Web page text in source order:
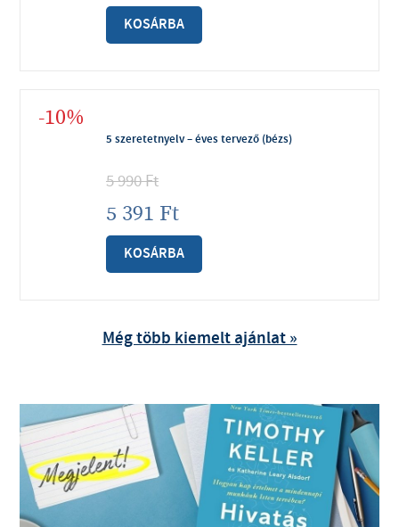
KOSÁRBA
-10%
5 szeretetnyelv – éves tervező (bézs)
5 990Ft
5 391 Ft
KOSÁRBA
Még több kiemelt ajánlat »